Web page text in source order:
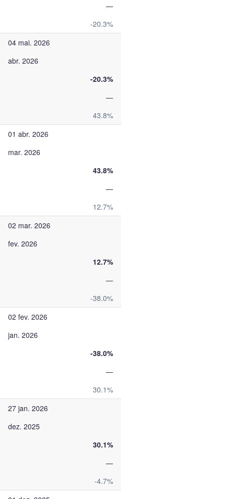
—
-20.3%
04 mai. 2026
abr. 2026
-20.3%
—
43.8%
01 abr. 2026
mar. 2026
43.8%
—
12.7%
02 mar. 2026
fev. 2026
12.7%
—
-38.0%
02 fev. 2026
jan. 2026
-38.0%
—
30.1%
27 jan. 2026
dez. 2025
30.1%
—
-4.7%